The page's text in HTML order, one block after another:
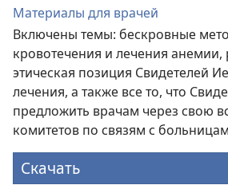
Материалы для врачей
Включены темы: бескровные
кровотечения и лечения анемии,
этическая позиция Свидетелей
лечения, а также все то, что
предложить врачам через свою
комитетов по связям с
Скачать